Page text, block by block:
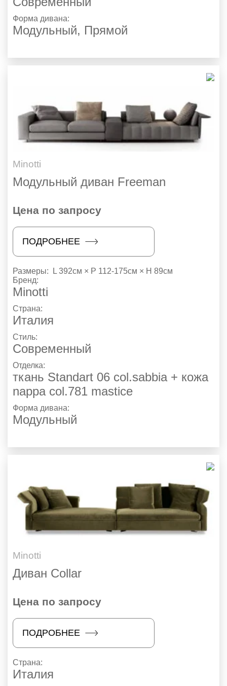
Форма дивана:
Модульный, Прямой
Minotti
Модульный диван Freeman
Цена по запросу
ПОДРОБНЕЕ
Размеры:
L 392см × P 112-175см × H 89см
Бренд:
Minotti
Страна:
Италия
Стиль:
Современный
Отделка:
ткань Standart 06 col.sabbia + кожа
nappa col.781 mastice
Форма дивана:
Модульный
Minotti
Диван Collar
Цена по запросу
ПОДРОБНЕЕ
Страна:
Италия